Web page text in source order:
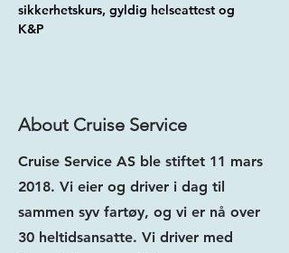
sikkerhetskurs, gyldig helseattest og
K&P
About Cruise Service
Cruise Service AS ble stiftet 11 mars
2018. Vi eier og driver i dag til
sammen syv fartøy, og vi er nå over
30 heltidsansatte. Vi driver med